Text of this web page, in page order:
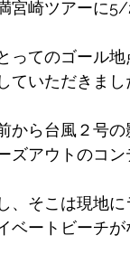
宮崎ツアーに5/
ってのゴール
ていただきまし
から台風２号
ズアウトのコン
、そこは現地
ベートビーチ